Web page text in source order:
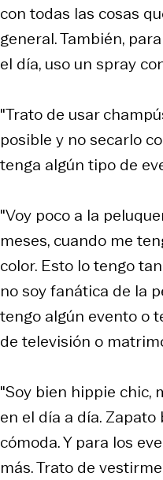
con todas las cosas
general. También,
el día, uso un spray
"Trato de usar
posible y no secarlo
tenga algún tipo de
"Voy poco a la
meses, cuando me
color. Esto lo tengo
no soy fanática de la
tengo algún evento o
de televisión o
"Soy bien hippie chic,
en el día a día.
cómoda. Y para los
más. Trato de